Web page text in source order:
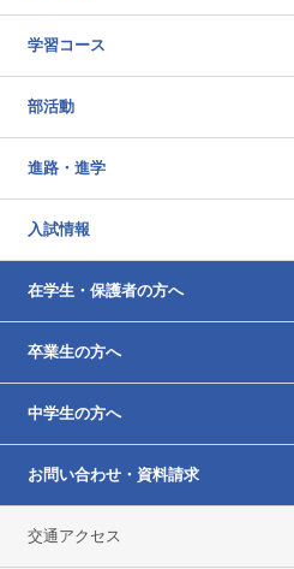
学習コース
部活動
進路・進学
入試情報
在学生・保護者の方へ
卒業生の方へ
中学生の方へ
お問い合わせ・資料請求
交通アクセス